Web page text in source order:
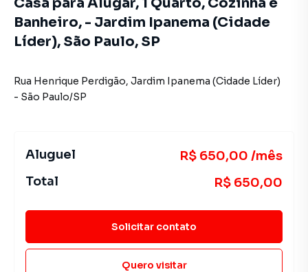
Banheiro, - Jardim Ipanema (Cidade
Líder), São Paulo, SP
Rua Henrique Perdigão, Jardim Ipanema (Cidade Líder)
- São Paulo/SP
Aluguel
R$ 650,00 /mês
Total
R$ 650,00
Solicitar contato
Quero visitar